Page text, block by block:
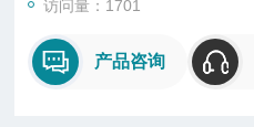
访问量：1701
产品咨询